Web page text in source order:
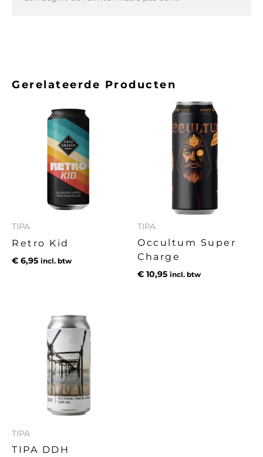
Gerelateerde Producten
TIPA
Retro Kid
€ 6,95 incl. btw
TIPA
Occultum Super
Charge
€ 10,95 incl. btw
TIPA
TIPA DDH